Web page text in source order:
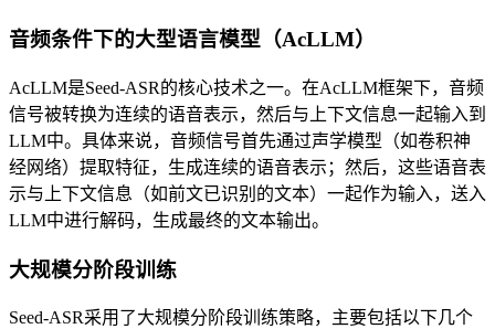
音频条件下的大型语言模型（AcLLM）
AcLLM是Seed-ASR的核心技术之一。在AcLLM框架下，音频
信号被转换为连续的语音表示，然后与上下文信息一起输入到
LLM中。具体来说，音频信号首先通过声学模型（如卷积神
经网络）提取特征，生成连续的语音表示；然后，这些语音表
示与上下文信息（如前文已识别的文本）一起作为输入，送入
LLM中进行解码，生成最终的文本输出。
大规模分阶段训练
Seed-ASR采用了大规模分阶段训练策略，主要包括以下几个